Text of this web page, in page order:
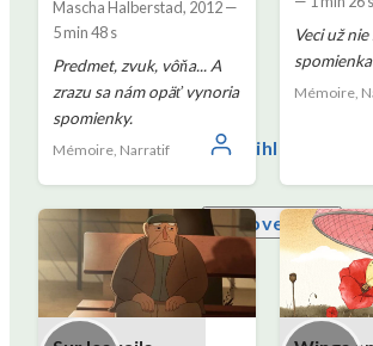
Prihláste sa
Slovenčina
Mascha Halberstad, 2012—
5 min 48 s
Predmet, zvuk, vôňa... A
zrazu sa nám opäť vynoria
spomienky.
Mémoire, Narratif
Veci už
Mémoire,